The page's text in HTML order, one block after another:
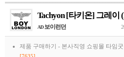
Tachyon [타키온] 그레이
AD 보이런던
제품 구매하기 - 본사직영 쇼핑몰 타임